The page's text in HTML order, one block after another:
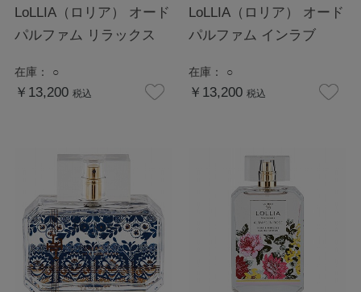
LoLLIA（ロリア） オード
パルファム リラックス
在庫： ○
￥13,200 税込
LoLLIA（ロリア） オード
パルファム インラブ
在庫： ○
￥13,200 税込